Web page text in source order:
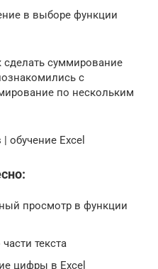
в выборе функции
сделать суммирование
с
по нескольким
обучение Excel
просмотр в функции
текста
цифры в Excel